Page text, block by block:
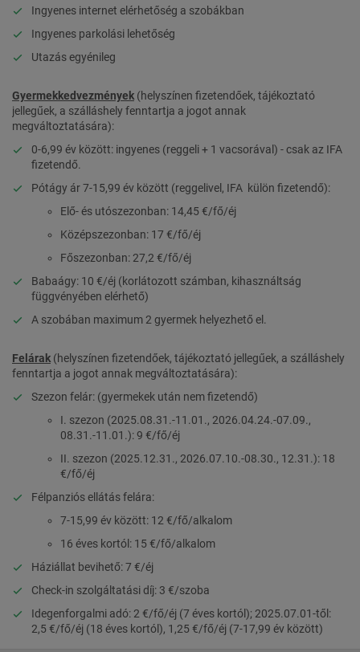
Ingyenes internet elérhetőség a szobákban
Ingyenes parkolási lehetőség
Utazás egyénileg
Gyermekkedvezmények (helyszínen fizetendőek, tájékoztató
jellegűek, a szálláshely fenntartja a jogot annak
megváltoztatására):
0-6,99 év között: ingyenes (reggeli + 1 vacsorával) - csak az IFA
fizetendő.
Pótágy ár 7-15,99 év között (reggelivel, IFA külön fizetendő):
Elő- és utószezonban: 14,45 €/fő/éj
Középszezonban: 17 €/fő/éj
Főszezonban: 27,2 €/fő/éj
Babaágy: 10 €/éj (korlátozott számban, kihasználtság
függvényében elérhető)
A szobában maximum 2 gyermek helyezhető el.
Felárak (helyszínen fizetendőek, tájékoztató jellegűek, a szálláshely
fenntartja a jogot annak megváltoztatására):
Szezon felár: (gyermekek után nem fizetendő)
I. szezon (2025.08.31.-11.01., 2026.04.24.-07.09.,
08.31.-11.01.): 9 €/fő/éj
II. szezon (2025.12.31., 2026.07.10.-08.30., 12.31.): 18
€/fő/éj
Félpanziós ellátás felára:
7-15,99 év között: 12 €/fő/alkalom
16 éves kortól: 15 €/fő/alkalom
Háziállat bevihető: 7 €/éj
Check-in szolgáltatási díj: 3 €/szoba
Idegenforgalmi adó: 2 €/fő/éj (7 éves kortól); 2025.07.01-től:
2,5 €/fő/éj (18 éves kortól), 1,25 €/fő/éj (7-17,99 év között)